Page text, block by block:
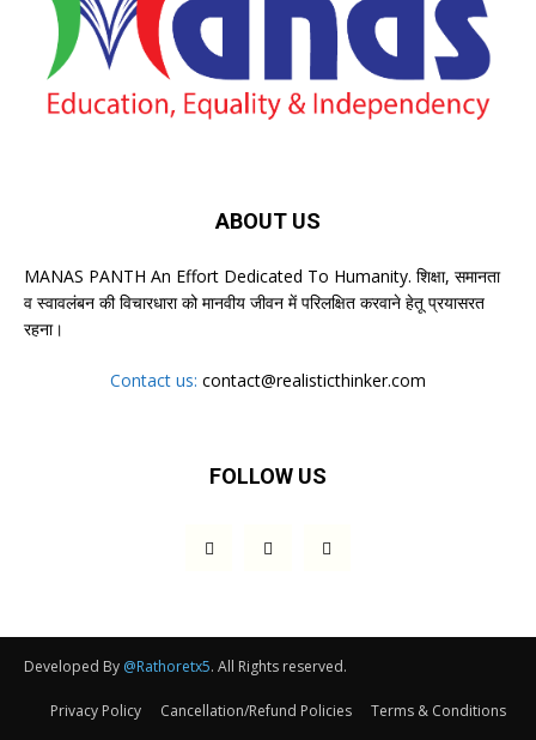
ABOUT US
MANAS PANTH An Effort Dedicated To Humanity. शिक्षा, समानता
व स्वावलंबन की विचारधारा को मानवीय जीवन में परिलक्षित करवाने हेतू प्रयासरत
रहना।
Contact us: contact@realisticthinker.com
FOLLOW US
Developed By @Rathoretx5. All Rights reserved.
Privacy Policy Cancellation/Refund Policies Terms & Conditions